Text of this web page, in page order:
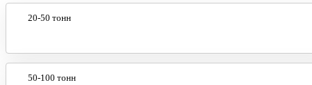
20-50 тонн
50-100 тонн